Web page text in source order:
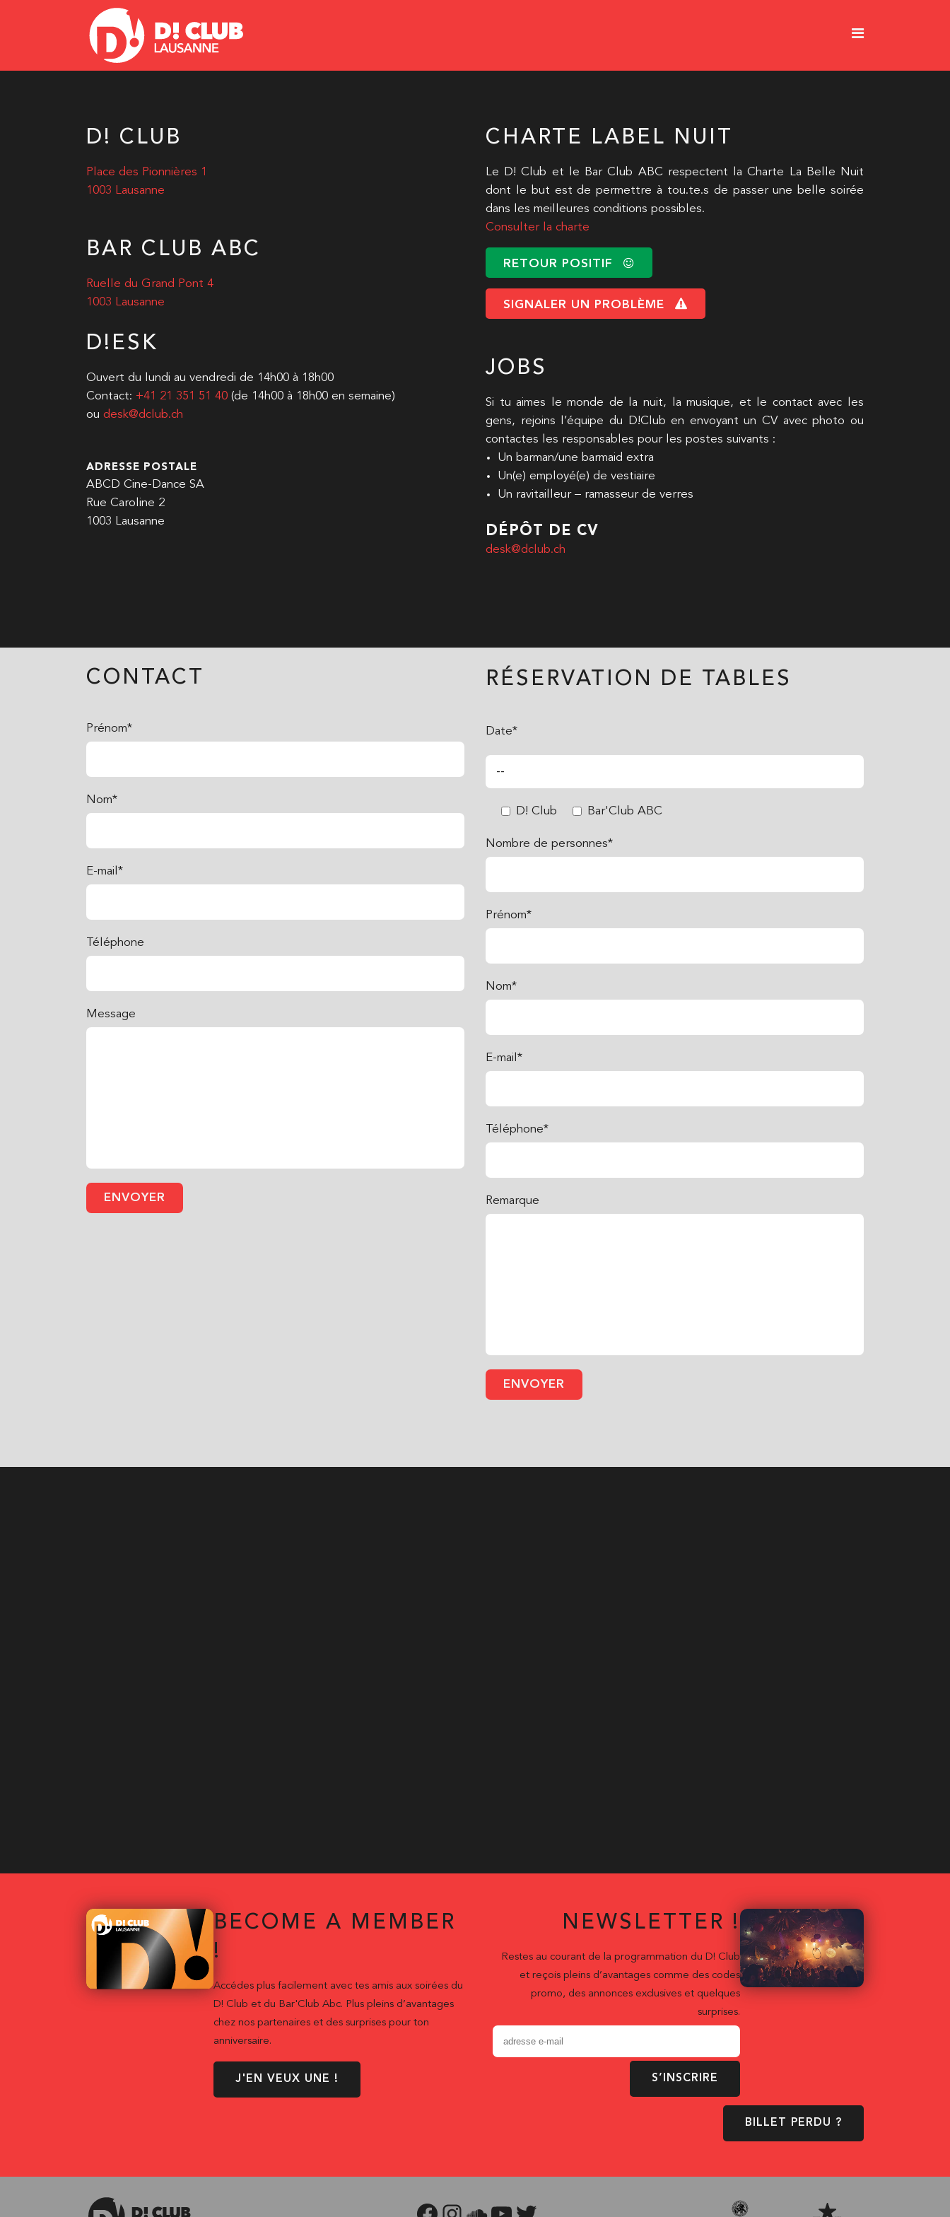
D! CLUB
Place des Pionnières 1
1003 Lausanne
BAR CLUB ABC
Ruelle du Grand Pont 4
1003 Lausanne
D!ESK
Ouvert du lundi au vendredi de 14h00 à 18h00
Contact: +41 21 351 51 40 (de 14h00 à 18h00 en semaine)
ou desk@dclub.ch
ADRESSE POSTALE
ABCD Cine-Dance SA
Rue Caroline 2
1003 Lausanne
CHARTE LABEL NUIT
Le D! Club et le Bar Club ABC respectent la Charte La Belle Nuit
dont le but est de permettre à tou.te.s de passer une belle soirée
dans les meilleures conditions possibles.
Consulter la charte
RETOUR POSITIF
SIGNALER UN PROBLÈME
JOBS
Si tu aimes le monde de la nuit, la musique, et le contact avec les
gens, rejoins l’équipe du D!Club en envoyant un CV avec photo ou
contactes les responsables pour les postes suivants :
Un barman/une barmaid extra
Un(e) employé(e) de vestiaire
Un ravitailleur – ramasseur de verres
DÉPÔT DE CV
desk@dclub.ch
CONTACT
Prénom*
Nom*
E-mail*
Téléphone
Message
RÉSERVATION DE TABLES
Date*
D! Club Bar'Club ABC
Nombre de personnes*
Prénom*
Nom*
E-mail*
Téléphone*
Remarque
BECOME A MEMBER
!
Accédes plus facilement avec tes amis aux soirées du
D! Club et du Bar'Club Abc. Plus pleins d’avantages
chez nos partenaires et des surprises pour ton
anniversaire.
J'EN VEUX UNE !
NEWSLETTER !
Restes au courant de la programmation du D! Club
et reçois pleins d’avantages comme des codes
promo, des annonces exclusives et quelques
surprises.
S’INSCRIRE
BILLET PERDU ?
FACEBOOKINSTAGRAM
SOUNDCLOUD
YOUTUBETWITTER